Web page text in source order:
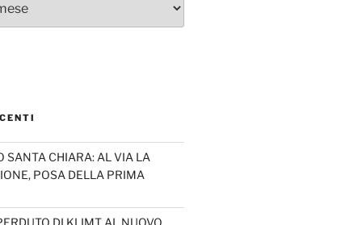
SANTA CHIARA: AL VIA LA
POSA DELLA PRIMA